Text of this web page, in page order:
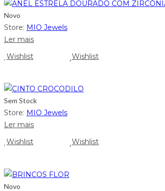
Novo
Store: MIO Jewels
Ler mais
Wishlist
Wishlist
Sem Stock
Store: MIO Jewels
Ler mais
Wishlist
Wishlist
Novo